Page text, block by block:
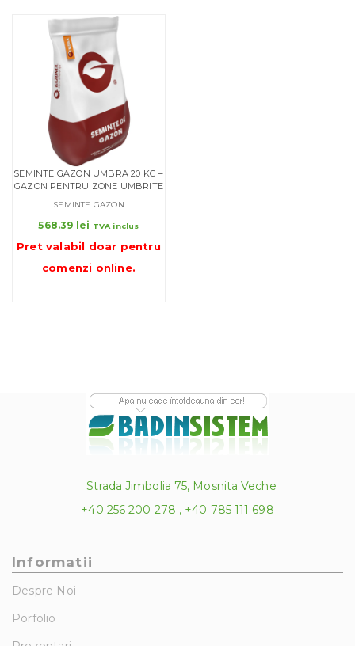
SEMINTE GAZON UMBRA 20 KG –
GAZON PENTRU ZONE UMBRITE
SEMINTE GAZON
568.39 lei TVA inclus
Pret valabil doar pentru
comenzi online.
Strada Jimbolia 75, Mosnita Veche
+40 256 200 278 , +40 785 111 698
Informatii
Despre Noi
Porfolio